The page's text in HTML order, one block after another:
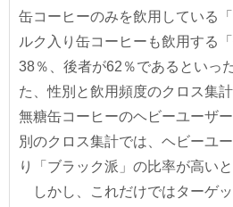
缶コーヒーのみを飲用している
ルク入り缶コーヒーも飲用する
38％、後者が62％であるといっ
た、性別と飲用頻度のクロス集
無糖缶コーヒーのヘビーユーザ
別のクロス集計では、ヘビーユ
り「ブラック派」の比率が高い
しかし、これだけではターゲ